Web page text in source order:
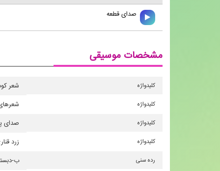
صدای قطعه
مشخصات موسیقی
کلیدواژه شعر
کلیدواژه
کلیدواژه صدای
کلیدواژه زرد
رده سنی ب-